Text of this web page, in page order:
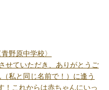
野原中学校〉
せていただき、ありがとうご
私と同じ名前で！）に逢う
！これからは赤ちゃんにいっ